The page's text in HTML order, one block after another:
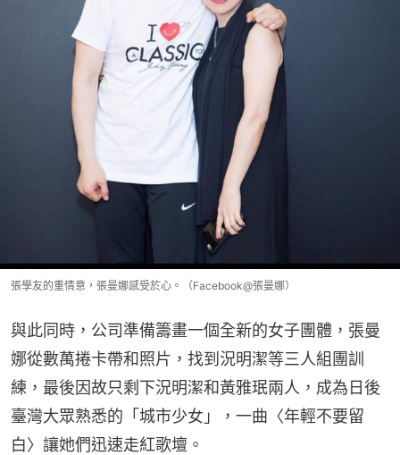
張學友的重情意，張曼娜感受於心。（Facebook@張曼娜）
與此同時，公司準備籌畫一個全新的女子團體，張曼
娜從數萬捲卡帶和照片，找到況明潔等三人組團訓
練，最後因故只剩下況明潔和黃雅珉兩人，成為日後
臺灣大眾熟悉的「城市少女」，一曲〈年輕不要留
白〉讓她們迅速走紅歌壇。